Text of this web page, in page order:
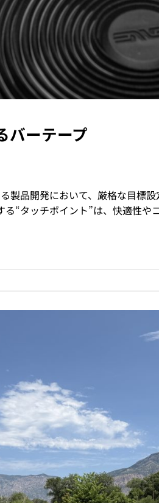
バーテープ
製品開発において、厳格な目標
“タッチポイント”は、快適性